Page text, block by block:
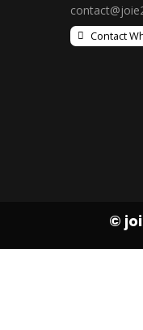
Contact
©